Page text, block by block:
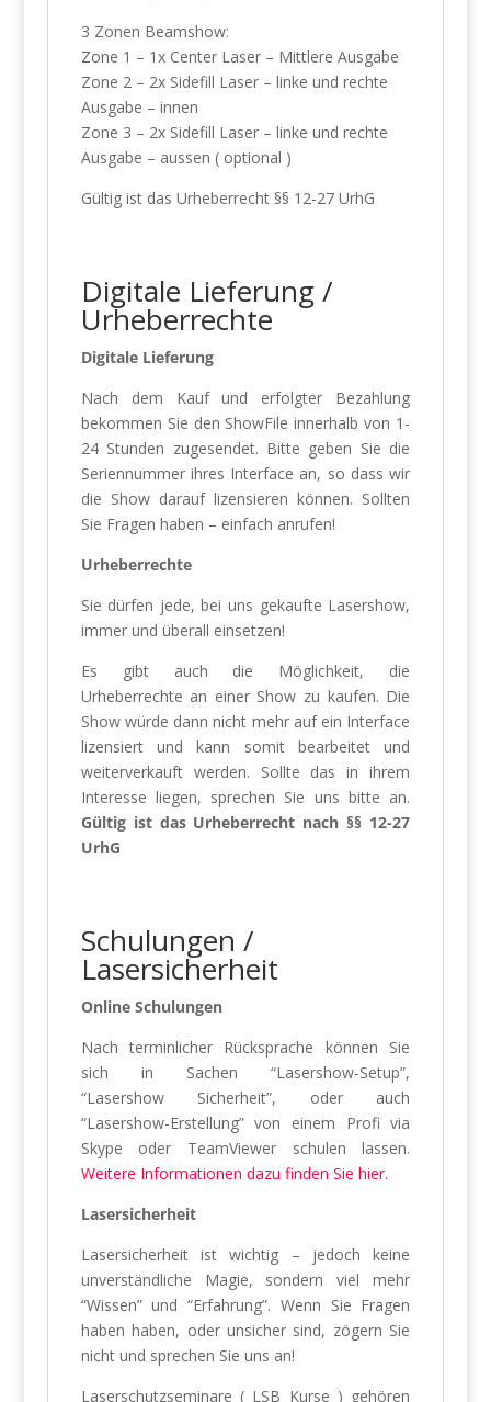
3 Zonen Beamshow:
Zone 1 – 1x Center Laser – Mittlere Ausgabe
Zone 2 – 2x Sidefill Laser – linke und rechte
Ausgabe – innen
Zone 3 – 2x Sidefill Laser – linke und rechte
Ausgabe – aussen ( optional )
Gültig ist das Urheberrecht §§ 12-27 UrhG
Digitale Lieferung /
Urheberrechte
Digitale Lieferung
Nach dem Kauf und erfolgter Bezahlung
bekommen Sie den ShowFile innerhalb von 1-
24 Stunden zugesendet. Bitte geben Sie die
Seriennummer ihres Interface an, so dass wir
die Show darauf lizensieren können. Sollten
Sie Fragen haben – einfach anrufen!
Urheberrechte
Sie dürfen jede, bei uns gekaufte Lasershow,
immer und überall einsetzen!
Es gibt auch die Möglichkeit, die
Urheberrechte an einer Show zu kaufen. Die
Show würde dann nicht mehr auf ein Interface
lizensiert und kann somit bearbeitet und
weiterverkauft werden. Sollte das in ihrem
Interesse liegen, sprechen Sie uns bitte an.
Gültig ist das Urheberrecht nach §§ 12-27
UrhG
Schulungen /
Lasersicherheit
Online Schulungen
Nach terminlicher Rücksprache können Sie
sich in Sachen “Lasershow-Setup”,
“Lasershow Sicherheit”, oder auch
“Lasershow-Erstellung” von einem Profi via
Skype oder TeamViewer schulen lassen.
Weitere Informationen dazu finden Sie hier.
Lasersicherheit
Lasersicherheit ist wichtig – jedoch keine
unverständliche Magie, sondern viel mehr
“Wissen” und “Erfahrung”. Wenn Sie Fragen
haben haben, oder unsicher sind, zögern Sie
nicht und sprechen Sie uns an!
Laserschutzseminare ( LSB Kurse ) gehören